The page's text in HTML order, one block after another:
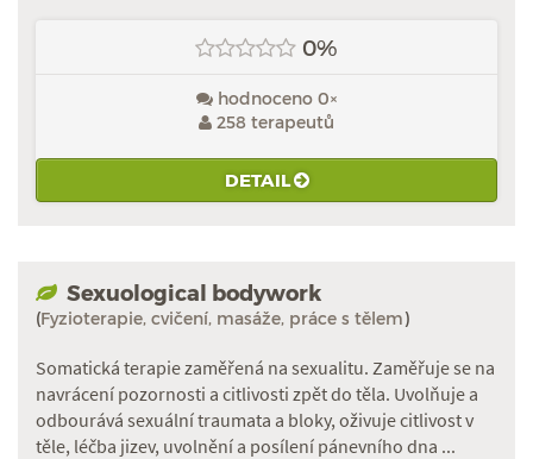
0%
hodnoceno 0×
258 terapeutů
DETAIL
Sexuological bodywork
(Fyzioterapie, cvičení, masáže, práce s tělem)
Somatická terapie zaměřená na sexualitu. Zaměřuje se na
navrácení pozornosti a citlivosti zpět do těla. Uvolňuje a
odbourává sexuální traumata a bloky, oživuje citlivost v
těle, léčba jizev, uvolnění a posílení pánevního dna ...